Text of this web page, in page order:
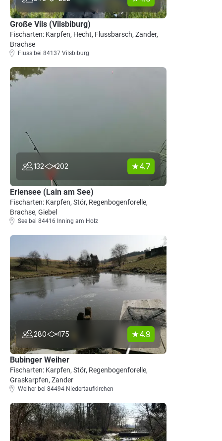
Große Vils (Vilsbiburg)
Fischarten: Karpfen, Hecht, Flussbarsch, Zander,
Brachse
Fluss bei 84137 Vilsbiburg
132 202 4.7
Erlensee (Lain am See)
Fischarten: Karpfen, Stör, Regenbogenforelle,
Brachse, Giebel
See bei 84416 Inning am Holz
280 175 4.9
Bubinger Weiher
Fischarten: Karpfen, Stör, Regenbogenforelle,
Graskarpfen, Zander
Weiher bei 84494 Niedertaufkirchen